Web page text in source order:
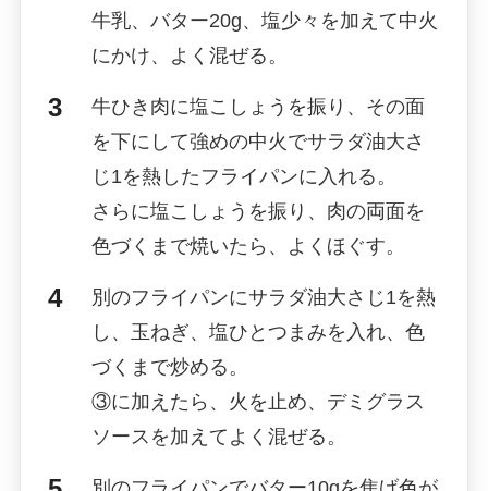
牛乳、バター20g、塩少々を加えて中火
にかけ、よく混ぜる。
牛ひき肉に塩こしょうを振り、その面
を下にして強めの中火でサラダ油大さ
じ1を熱したフライパンに入れる。
さらに塩こしょうを振り、肉の両面を
色づくまで焼いたら、よくほぐす。
別のフライパンにサラダ油大さじ1を熱
し、玉ねぎ、塩ひとつまみを入れ、色
づくまで炒める。
③に加えたら、火を止め、デミグラス
ソースを加えてよく混ぜる。